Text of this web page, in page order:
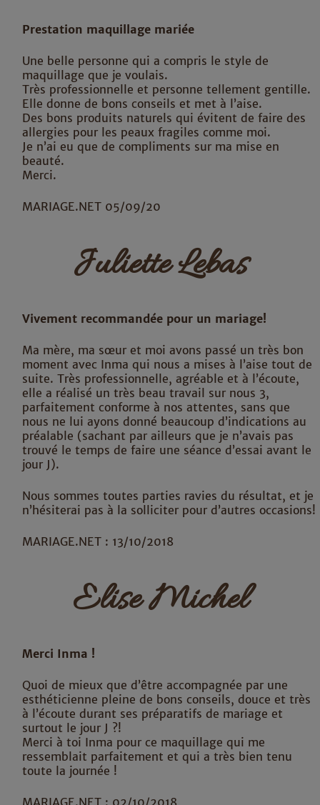
Prestation maquillage mariée
Une belle personne qui a compris le style de
maquillage que je voulais.
Très professionnelle et personne tellement gentille.
Elle donne de bons conseils et met à l’aise.
Des bons produits naturels qui évitent de faire des
allergies pour les peaux fragiles comme moi.
Je n’ai eu que de compliments sur ma mise en
beauté.
Merci.
MARIAGE.NET 05/09/20
Juliette Lebas
Vivement recommandée pour un mariage!
Ma mère, ma sœur et moi avons passé un très bon
moment avec Inma qui nous a mises à l’aise tout de
suite. Très professionnelle, agréable et à l’écoute,
elle a réalisé un très beau travail sur nous 3,
parfaitement conforme à nos attentes, sans que
nous ne lui ayons donné beaucoup d’indications au
préalable (sachant par ailleurs que je n’avais pas
trouvé le temps de faire une séance d’essai avant le
jour J).
Nous sommes toutes parties ravies du résultat, et je
n’hésiterai pas à la solliciter pour d’autres occasions!
MARIAGE.NET : 13/10/2018
Elise Michel
Merci Inma !
Quoi de mieux que d’être accompagnée par une
esthéticienne pleine de bons conseils, douce et très
à l’écoute durant ses préparatifs de mariage et
surtout le jour J ?!
Merci à toi Inma pour ce maquillage qui me
ressemblait parfaitement et qui a très bien tenu
toute la journée !
MARIAGE.NET : 02/10/2018